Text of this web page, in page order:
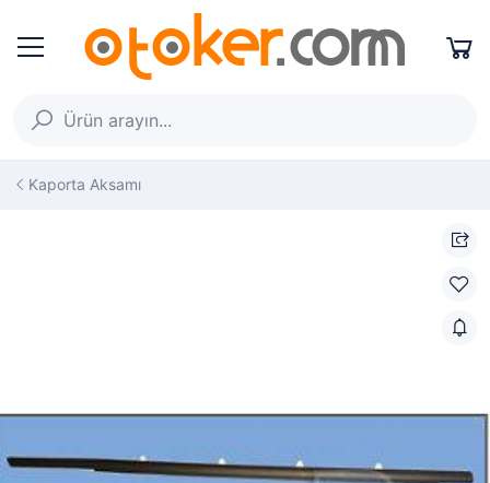
Kaporta Aksamı